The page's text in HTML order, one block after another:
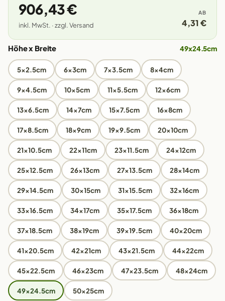
906,43 €
inkl. MwSt. · zzgl. Versand
AB
4,31 €
Höhe x Breite 49x24.5cm
5x2.5cm 6x3cm 7x3.5cm 8x4cm
9x4.5cm 10x5cm 11x5.5cm 12x6cm
13x6.5cm 14x7cm 15x7.5cm 16x8cm
17x8.5cm 18x9cm 19x9.5cm 20x10cm
21x10.5cm 22x11cm 23x11.5cm 24x12cm
25x12.5cm 26x13cm 27x13.5cm 28x14cm
29x14.5cm 30x15cm 31x15.5cm 32x16cm
33x16.5cm 34x17cm 35x17.5cm 36x18cm
37x18.5cm 38x19cm 39x19.5cm 40x20cm
41x20.5cm 42x21cm 43x21.5cm 44x22cm
45x22.5cm 46x23cm 47x23.5cm 48x24cm
49x24.5cm 50x25cm